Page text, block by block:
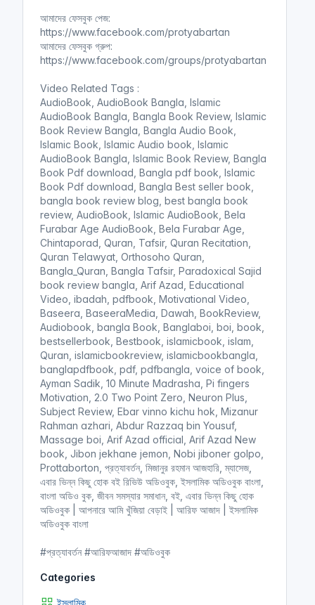
l
e
n
আমাদের ফেসবুক পেজ:
https://www.facebook.com/protyabartan
আমাদের ফেসবুক গ্রুপ:
https://www.facebook.com/groups/protyabartan
Video Related Tags :
AudioBook, AudioBook Bangla, Islamic
AudioBook Bangla, Bangla Book Review, Islamic
Book Review Bangla, Bangla Audio Book,
Islamic Book, Islamic Audio book, Islamic
AudioBook Bangla, Islamic Book Review, Bangla
Book Pdf download, Bangla pdf book, Islamic
Book Pdf download, Bangla Best seller book,
bangla book review blog, best bangla book
review, AudioBook, Islamic AudioBook, Bela
Furabar Age AudioBook, Bela Furabar Age,
Chintaporad, Quran, Tafsir, Quran Recitation,
Quran Telawyat, Orthosoho Quran,
Bangla_Quran, Bangla Tafsir, Paradoxical Sajid
book review bangla, Arif Azad, Educational
Video, ibadah, pdfbook, Motivational Video,
Baseera, BaseeraMedia, Dawah, BookReview,
Audiobook, bangla Book, Banglaboi, boi, book,
bestsellerbook, Bestbook, islamicbook, islam,
Quran, islamicbookreview, islamicbookbangla,
banglapdfbook, pdf, pdfbangla, voice of book,
Ayman Sadik, 10 Minute Madrasha, Pi fingers
Motivation, 2.0 Two Point Zero, Neuron Plus,
Subject Review, Ebar vinno kichu hok, Mizanur
Rahman azhari, Abdur Razzaq bin Yousuf,
Massage boi, Arif Azad official, Arif Azad New
book, Jibon jekhane jemon, Nobi jiboner golpo,
Prottaborton, প্রত্যাবর্তন, মিজানুর রহমান আজহারি, ম্যাসেজ,
এবার ভিন্ন কিছু হোক বই রিভিউ অডিওবুক, ইসলামিক অডিওবুক বাংলা,
বাংলা অডিও বুক, জীবন সমস্যার সমাধান, বই, এবার ভিন্ন কিছু হোক
অডিওবুক | আপনারে আমি খুঁজিয়া বেড়াই | আরিফ আজাদ | ইসলামিক
অডিওবুক বাংলা
#প্রত্যাবর্তন #আরিফআজাদ #অডিওবুক
Categories